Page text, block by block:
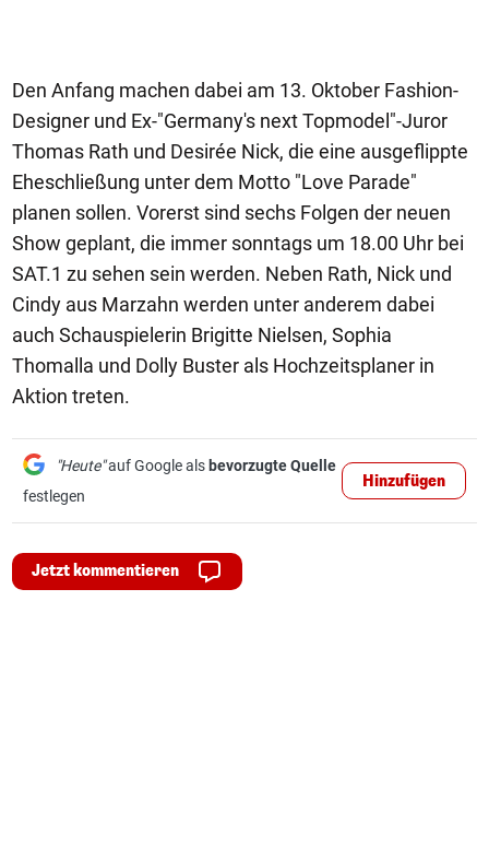
Den Anfang machen dabei am 13. Oktober Fashion-
Designer und Ex-"Germany's next Topmodel"-Juror
Thomas Rath und Desirée Nick, die eine ausgeflippte
Eheschließung unter dem Motto "Love Parade"
planen sollen. Vorerst sind sechs Folgen der neuen
Show geplant, die immer sonntags um 18.00 Uhr bei
SAT.1 zu sehen sein werden. Neben Rath, Nick und
Cindy aus Marzahn werden unter anderem dabei
auch Schauspielerin Brigitte Nielsen, Sophia
Thomalla und Dolly Buster als Hochzeitsplaner in
Aktion treten.
"Heute"auf Google als bevorzugte Quelle
festlegen
Hinzufügen
Jetzt kommentieren